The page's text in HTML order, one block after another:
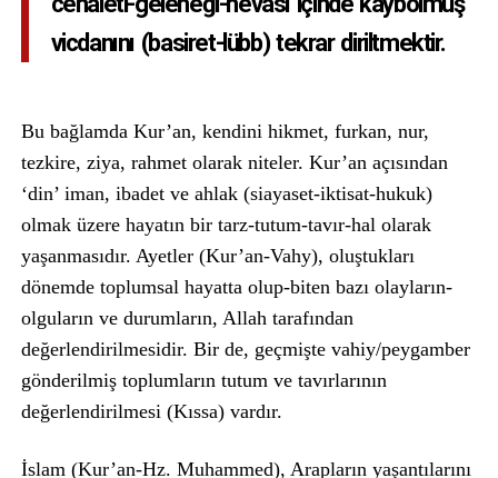
vicdanını (basiret-lübb) tekrar diriltmektir.
Bu bağlamda Kur’an, kendini hikmet, furkan, nur,
tezkire, ziya, rahmet olarak niteler. Kur’an açısından
‘din’ iman, ibadet ve ahlak (siayaset-iktisat-hukuk)
olmak üzere hayatın bir tarz-tutum-tavır-hal olarak
yaşanmasıdır. Ayetler (Kur’an-Vahy), oluştukları
dönemde toplumsal hayatta olup-biten bazı olayların-
olguların ve durumların, Allah tarafından
değerlendirilmesidir. Bir de, geçmişte vahiy/peygamber
gönderilmiş toplumların tutum ve tavırlarının
değerlendirilmesi (Kıssa) vardır.
İslam (Kur’an-Hz. Muhammed), Arapların yaşantılarını